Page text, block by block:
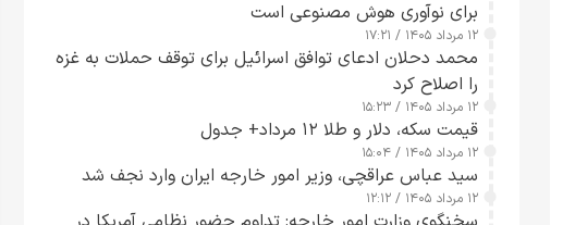
برای نوآوری هوش مصنوعی است
۱۲ مرداد ۱۴۰۵ / ۱۷:۲۱
محمد دحلان ادعای توافق اسرائیل برای توقف حملات به غزه
را اصلاح کرد
۱۲ مرداد ۱۴۰۵ / ۱۵:۲۳
قیمت سکه، دلار و طلا ۱۲ مرداد+ جدول
۱۲ مرداد ۱۴۰۵ / ۱۵:۰۴
سید عباس عراقچی، وزیر امور خارجه ایران وارد نجف شد
۱۲ مرداد ۱۴۰۵ / ۱۲:۱۲